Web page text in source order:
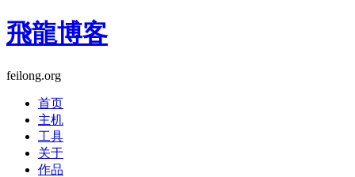
飛龍博客
feilong.org
首页
主机
工具
关于
作品